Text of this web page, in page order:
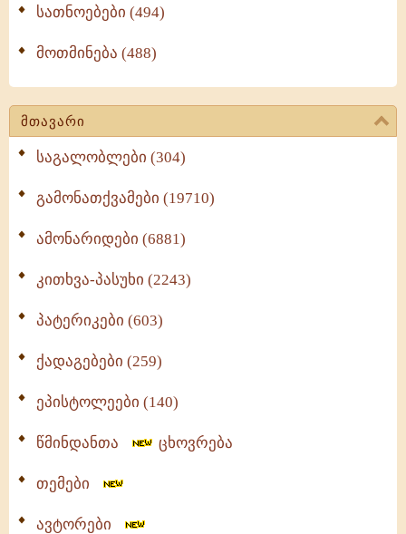
სათნოებები (494)
მოთმინება (488)
მთავარი
საგალობლები (304)
გამონათქვამები (19710)
ამონარიდები (6881)
კითხვა-პასუხი (2243)
პატერიკები (603)
ქადაგებები (259)
ეპისტოლეები (140)
წმინდანთა ცხოვრება
თემები
ავტორები